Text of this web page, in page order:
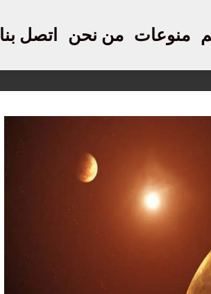
منوعات من نحن اتصل بنا